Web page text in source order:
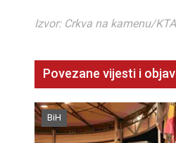
Izvor: Crkva na kamenu/KTA
Povezane vijesti i
BiH